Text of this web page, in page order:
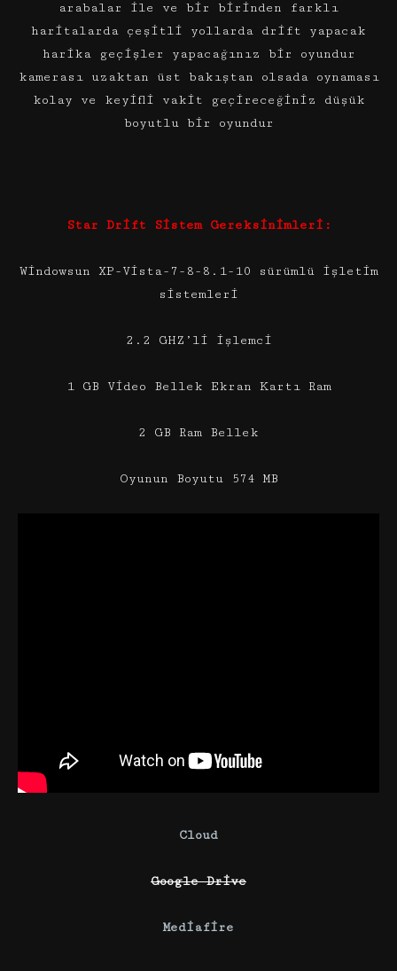
arabalar ile ve bir birinden farklı
haritalarda çeşitli yollarda drift yapacak
harika geçişler yapacağınız bir oyundur
kamerası uzaktan üst bakıştan olsada oynaması
kolay ve keyifli vakit geçireceğiniz düşük
boyutlu bir oyundur
Star Drift Sistem Gereksinimleri:
Windowsun XP-Vista-7-8-8.1-10 sürümlü işletim
sistemleri
2.2 GHZ’li işlemci
1 GB Video Bellek Ekran Kartı Ram
2 GB Ram Bellek
Oyunun Boyutu 574 MB
Cloud
Google Drive
Mediafire